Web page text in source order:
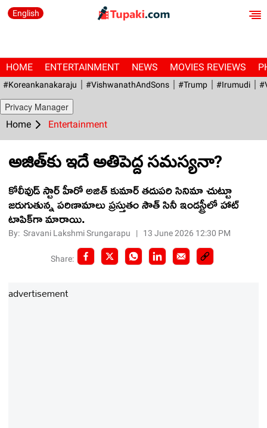
English
HOME ENTERTAINMENT NEWS MOVIES REVIEWS
#Koreankanakaraju #VishwanathAndSons #Trump #irumudi
Privacy Manager
Home Entertainment
అజిత్‌కు ఇదే అతిపెద్ద సమస్యనా?
కోలీవుడ్ స్టార్ హీరో అజిత్ కుమార్ తదుపరి సినిమా చుట్టూ
జరుగుతున్న పరిణామాలు ప్రస్తుతం సౌత్ సినీ ఇండ‌స్ట్రీలో హాట్
టాపిక్‌గా మారాయి.
By:Sravani Lakshmi Srungarapu | 13 June 2026 12:30 PM
Share:
advertisement